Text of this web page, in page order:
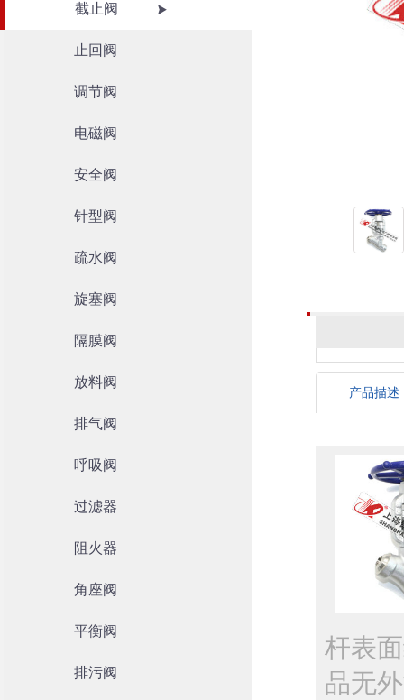
截止阀
止回阀
调节阀
电磁阀
安全阀
针型阀
疏水阀
旋塞阀
隔膜阀
放料阀
排气阀
呼吸阀
过滤器
阻火器
角座阀
平衡阀
排污阀
产品描述
杆表
品无